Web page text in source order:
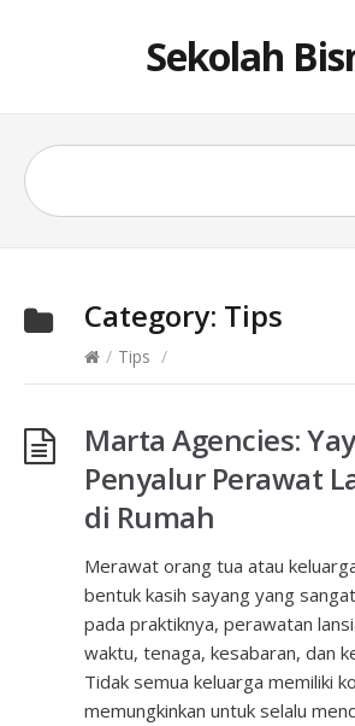
Sekolah
Category: Tips
/ Tips /
Marta Agencies:
Penyalur Perawat
di Rumah
Merawat orang tua atau
bentuk kasih sayang yang
pada praktiknya, perawatan
waktu, tenaga, kesabaran, dan
Tidak semua keluarga memiliki
memungkinkan untuk selalu